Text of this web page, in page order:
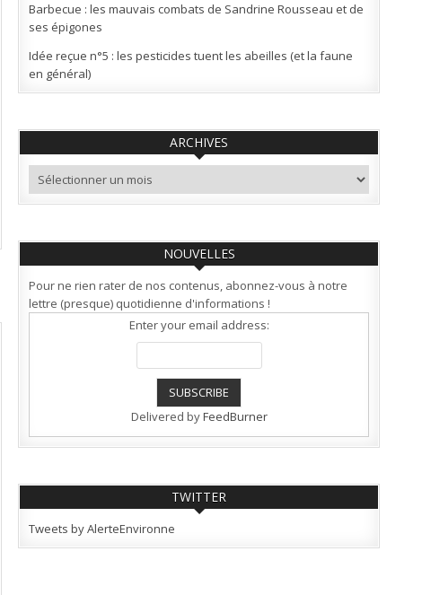
Barbecue : les mauvais combats de Sandrine Rousseau et de
ses épigones
Idée reçue n°5 : les pesticides tuent les abeilles (et la faune
en général)
ARCHIVES
Archives
NOUVELLES
Pour ne rien rater de nos contenus, abonnez-vous à notre
lettre (presque) quotidienne d'informations !
Enter your email address:
Delivered byFeedBurner
TWITTER
Tweets by AlerteEnvironne